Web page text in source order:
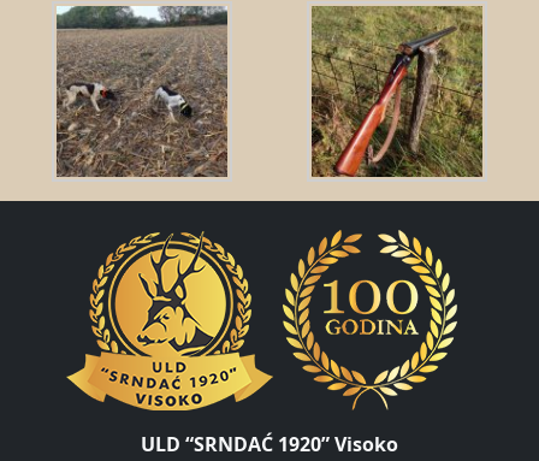
ULD “SRNDAĆ 1920” Visoko